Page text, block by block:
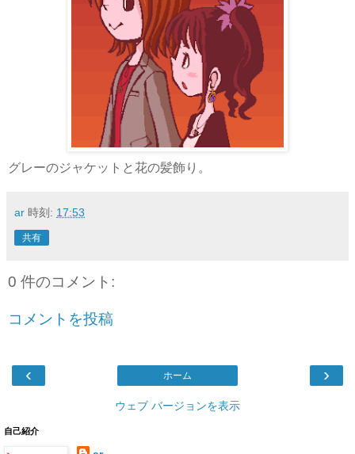
グレーのジャケットと花の髪飾り。
ar 時刻: 17:53
共有
0 件のコメント:
コメントを投稿
‹ ›
ホーム
ウェブ バージョンを表示
自己紹介